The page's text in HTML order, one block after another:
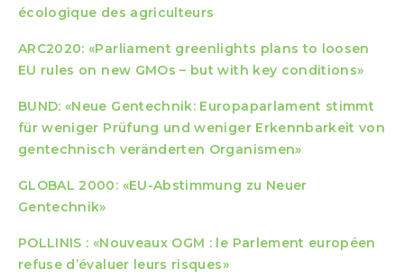
écologique des agriculteurs
ARC2020: «Parliament greenlights plans to loosen
EU rules on new GMOs – but with key conditions»
BUND: «Neue Gentechnik: Europaparlament stimmt
für weniger Prüfung und weniger Erkennbarkeit von
gentechnisch veränderten Organismen»
GLOBAL 2000: «EU-Abstimmung zu Neuer
Gentechnik»
POLLINIS : «Nouveaux OGM : le Parlement européen
refuse d’évaluer leurs risques»